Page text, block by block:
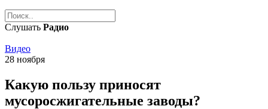
Слушать Радио
Видео
28 ноября
Какую пользу приносят
мусоросжигательные заводы?